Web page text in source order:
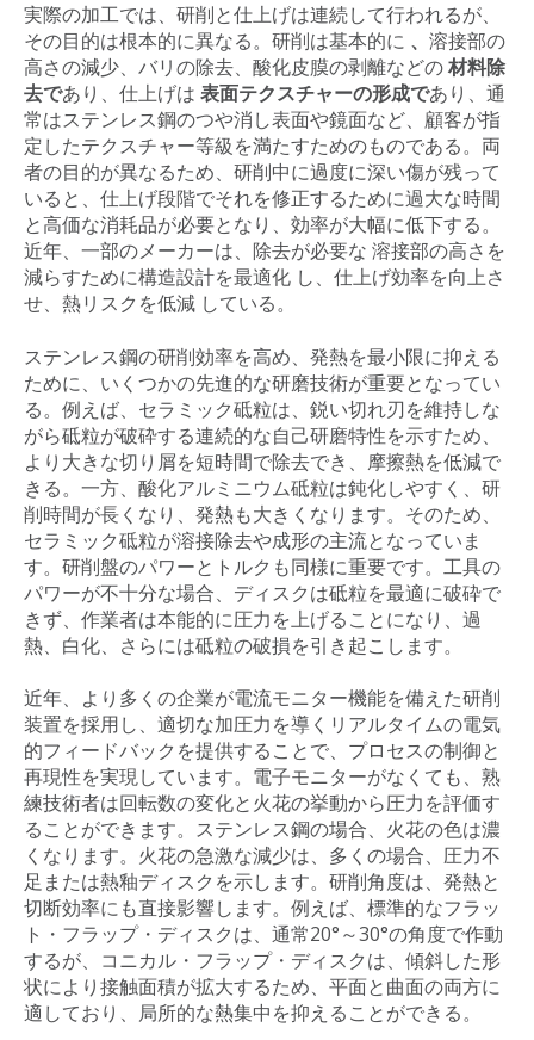
実際の加工では、研削と仕上げは連続して行われるが、
その目的は根本的に異なる。研削は基本的に 、 溶接部の
高さの減少、バリの除去、酸化皮膜の剥離などの材料除
去であり、仕上げは 表面テクスチャーの形成であり、通
常はステンレス鋼のつや消し表面や鏡面など、顧客が指
定したテクスチャー等級を満たすためのものである。両
者の目的が異なるため、研削中に過度に深い傷が残って
いると、仕上げ段階でそれを修正するために過大な時間
と高価な消耗品が必要となり、効率が大幅に低下する。
近年、一部のメーカーは、除去が必要な 溶接部の高さを
減らすために構造設計を最適化 し、仕上げ効率を向上さ
せ、熱リスクを低減 している。
ステンレス鋼の研削効率を高め、発熱を最小限に抑える
ために、いくつかの先進的な研磨技術が重要となってい
る。例えば、セラミック砥粒は、鋭い切れ刃を維持しな
がら砥粒が破砕する連続的な自己研磨特性を示すため、
より大きな切り屑を短時間で除去でき、摩擦熱を低減で
きる。一方、酸化アルミニウム砥粒は鈍化しやすく、研
削時間が長くなり、発熱も大きくなります。そのため、
セラミック砥粒が溶接除去や成形の主流となっていま
す。研削盤のパワーとトルクも同様に重要です。工具の
パワーが不十分な場合、ディスクは砥粒を最適に破砕で
きず、作業者は本能的に圧力を上げることになり、過
熱、白化、さらには砥粒の破損を引き起こします。
近年、より多くの企業が電流モニター機能を備えた研削
装置を採用し、適切な加圧力を導くリアルタイムの電気
的フィードバックを提供することで、プロセスの制御と
再現性を実現しています。電子モニターがなくても、熟
練技術者は回転数の変化と火花の挙動から圧力を評価す
ることができます。ステンレス鋼の場合、火花の色は濃
くなります。火花の急激な減少は、多くの場合、圧力不
足または熱釉ディスクを示します。研削角度は、発熱と
切断効率にも直接影響します。例えば、標準的なフラッ
ト・フラップ・ディスクは、通常20°～30°の角度で作動
するが、コニカル・フラップ・ディスクは、傾斜した形
状により接触面積が拡大するため、平面と曲面の両方に
適しており、局所的な熱集中を抑えることができる。